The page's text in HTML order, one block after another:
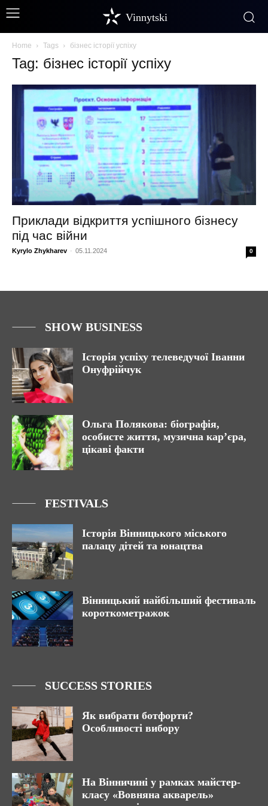
Vinnytski
Home Tags бізнес історії успіху
Tag: бізнес історії успіху
Приклади відкриття успішного бізнесу
під час війни
Kyrylo Zhykharev - 05.11.2024 0
SHOW BUSINESS
Історія успіху телеведучої Іванни
Онуфрійчук
Ольга Полякова: біографія,
особисте життя, музична кар’єра,
цікаві факти
FESTIVALS
Історія Вінницького міського
палацу дітей та юнацтва
Вінницький найбільший фестиваль
короткометражок
SUCCESS STORIES
Як вибрати ботфорти?
Особливості вибору
На Вінничині у рамках майстер-
класу «Вовняна акварель»